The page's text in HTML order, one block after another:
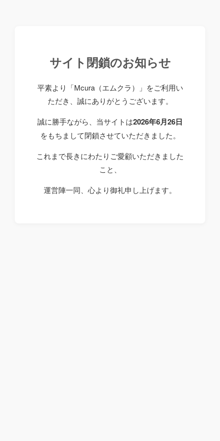
サイト閉鎖のお知らせ
平素より「Mcura（エムクラ）」をご利用い
ただき、誠にありがとうございます。
誠に勝手ながら、当サイトは2026年6月26日
をもちまして閉鎖させていただきました。
これまで長きにわたりご愛顧いただきました
こと、
運営陣一同、心より御礼申し上げます。